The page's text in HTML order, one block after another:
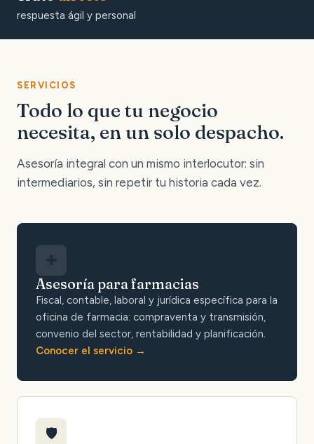
respuesta ágil y personal
SERVICIOS
Todo lo que tu negocio
necesita, en un solo despacho.
Asesoría integral con un mismo interlocutor: sin
intermediarios, sin repetir tu historia cada vez.
Asesoría para farmacias
Fiscal, contable, laboral y jurídica específica para la
oficina de farmacia: compraventa y transmisión,
convenio del sector, rentabilidad y planificación.
Conocer el servicio
🛡️